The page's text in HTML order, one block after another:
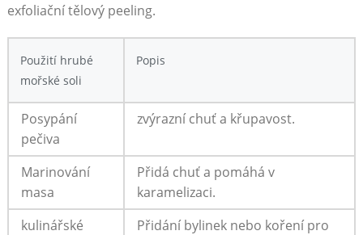
exfoliační tělový peeling.
Použití ⁣hrubé
mořské soli
Popis
Posypání
pečiva
zvýrazní chuť ​a křupavost.
Marinování
masa
Přidá chuť a pomáhá v
karamelizaci.
kulinářské
Přidání bylinek nebo koření pro